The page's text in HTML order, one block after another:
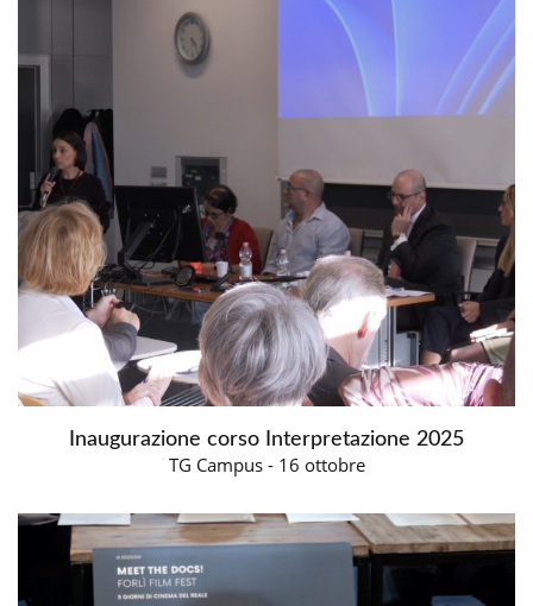
Inaugurazione corso Interpretazione 2025
TG Campus - 16 ottobre